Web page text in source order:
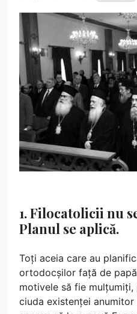
1. Filocatolicii nu
Planul se aplică.
Toți aceia care au
ortodocșilor față de
motivele să fie
ciuda existenței